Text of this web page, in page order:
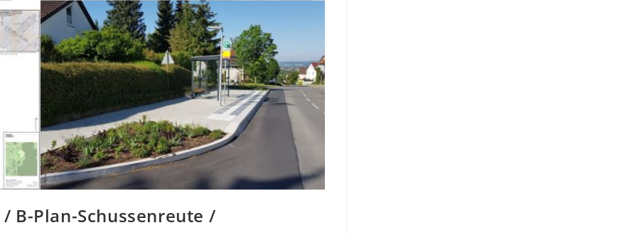
B-Plan-Schussenreute /